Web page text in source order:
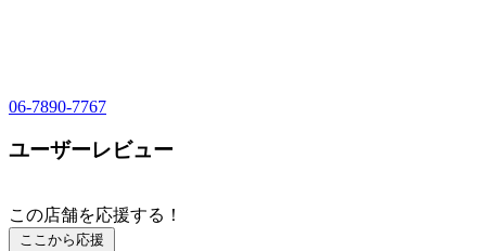
06-7890-7767
ユーザーレビュー
この店舗を応援する！
ここから応援